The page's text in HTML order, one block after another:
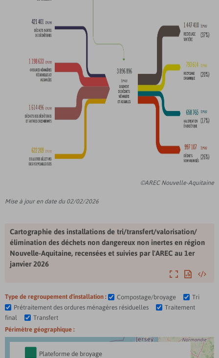
©AREC Nouvelle-Aquitaine
Mise à jour en date du 02/02/2026
Cartographie des installations de tri/transfert/valorisation/
élimination des déchets non dangereux non inertes en région
Nouvelle-Aquitaine, recensées et suivies par l'AREC au 1er
janvier 2026
AgrandirExporter
Type de regroupement d'installation : Compostage/broyage
Tri
Prétraitement des ordures ménagères résiduelles
Traitement
final
Transfert
Périmètre géographique :
Plateforme de broyage